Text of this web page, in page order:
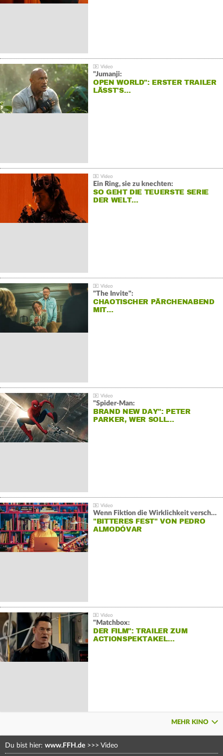
"Jumanji:
OPEN WORLD": ERSTER TRAILER
LÄSST'S…
Ein Ring, sie zu knechten:
SO GEHT DIE TEUERSTE SERIE
DER WELT…
"The Invite":
CHAOTISCHER PÄRCHENABEND
MIT…
"Spider-Man:
BRAND NEW DAY": PETER
PARKER, WER SOLL…
Wenn Fiktion die Wirklichkeit verschiebt:
"BITTERES FEST" VON PEDRO
ALMODÓVAR
"Matchbox:
DER FILM": TRAILER ZUM
ACTIONSPEKTAKEL…
MEHR KINO
Du bist hier: www.FFH.de >>> Video